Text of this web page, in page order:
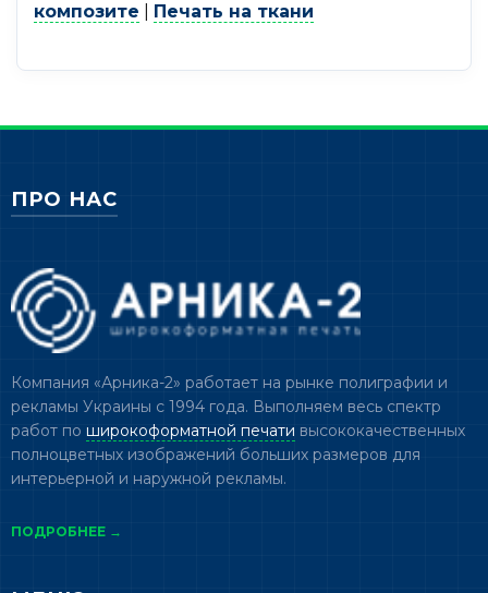
композите
Печать на ткани
ПРО НАС
Компания «Арника-2» работает на рынке полиграфии и
рекламы Украины с 1994 года. Выполняем весь спектр
работ по широкоформатной печати высококачественных
полноцветных изображений больших размеров для
интерьерной и наружной рекламы.
ПОДРОБНЕЕ →